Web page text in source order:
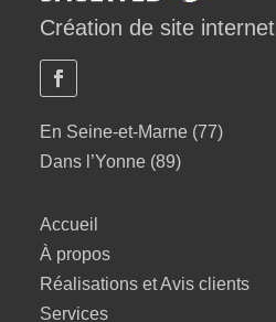
Création de site internet
En Seine-et-Marne (77)
Dans l’Yonne (89)
Accueil
À propos
Réalisations et Avis clients
Services